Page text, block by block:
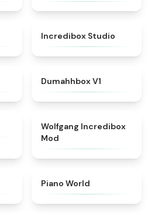
Incredibox Studio
Dumahhbox V1
★
Wolfgang Incredibox
Mod
Piano World